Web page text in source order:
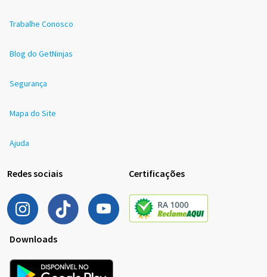
Trabalhe Conosco
Blog do GetNinjas
Segurança
Mapa do Site
Ajuda
Redes sociais Certificações
Downloads